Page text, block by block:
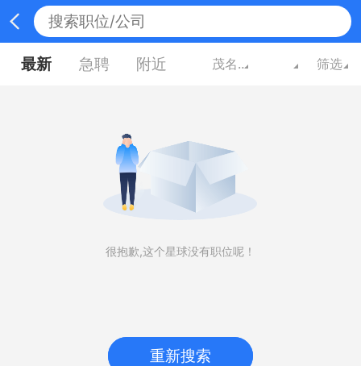
最新 急聘 附近 茂名广东 筛选
很抱歉,这个星球没有职位呢！
重新搜索